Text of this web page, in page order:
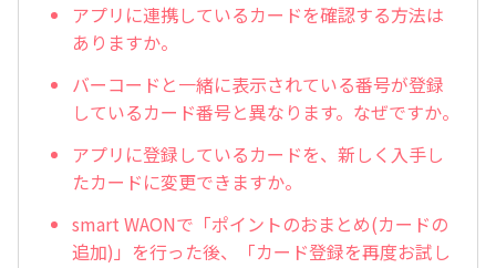
アプリに連携しているカードを確認する方法は
ありますか。
バーコードと一緒に表示されている番号が登録
しているカード番号と異なります。なぜですか。
アプリに登録しているカードを、新しく入手し
たカードに変更できますか。
smart WAONで「ポイントのおまとめ(カードの
追加)」を行った後、「カード登録を再度お試し